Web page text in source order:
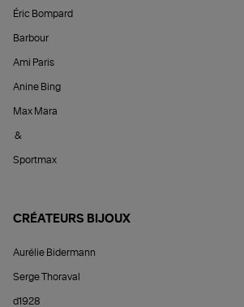
Éric Bompard
Barbour
Ami Paris
Anine Bing
Max Mara
&
Sportmax
CRÉATEURS BIJOUX
Aurélie Bidermann
Serge Thoraval
d1928